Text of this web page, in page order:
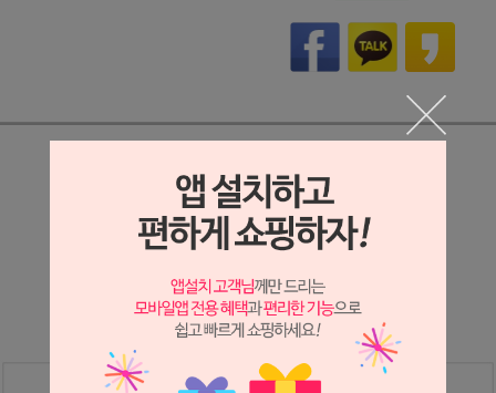
상세정보 새창 열기
상세 정보를 확대해 보실 수 있습니다.
※ 필독해주세요 ※
장미는 시세 변동에 따라 가격이 달라질 수 있으니